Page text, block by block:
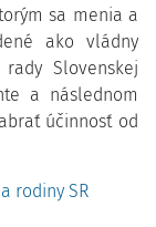
sa menia a
ako vládny
Slovenskej
a následnom
účinnosť od
rodiny SR